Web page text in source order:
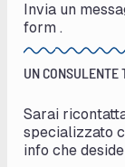
Invia un
form .
UN CONSULENTE
Sarai
specializzato
info che